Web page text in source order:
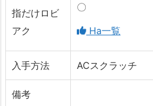
指だけロビ
アク
〇
Ha一覧
入手方法 ACスクラッチ
備考